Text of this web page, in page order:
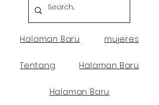
Halaman Baru mujeres
Tentang Halaman Baru
Halaman Baru